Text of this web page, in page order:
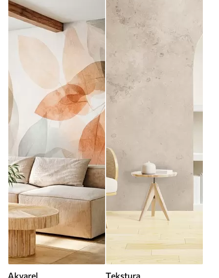
Akvarel Tekstura